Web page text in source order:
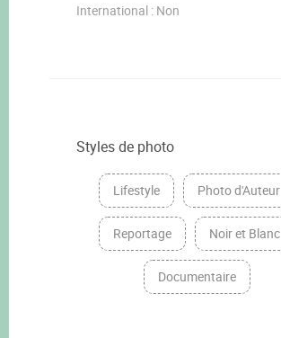
International : Non
Styles de photo
Lifestyle Photo d'Auteur
Reportage Noir et Blanc
Documentaire